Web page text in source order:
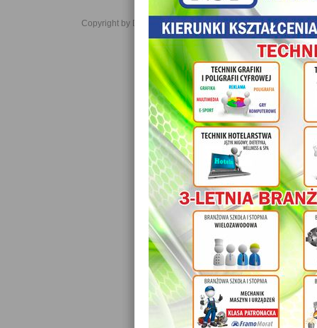
Copyright by Daniel JabĹoĹski 2006-2021. All rights